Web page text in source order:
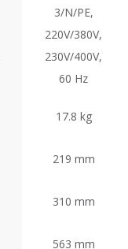
3/N/PE,
220V/380V,
230V/400V,
60 Hz
17.8 kg
219 mm
310 mm
563 mm